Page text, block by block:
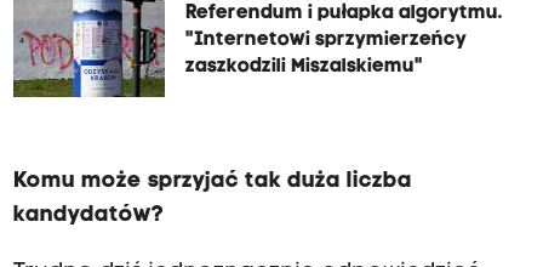
Referendum i pułapka algorytmu.
"Internetowi sprzymierzeńcy
zaszkodzili Miszalskiemu"
Komu może sprzyjać tak duża liczba
kandydatów?